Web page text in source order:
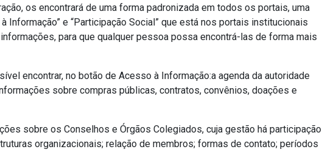
os encontrará de uma forma padronizada em todos os portais, uma
Informação” e “Participação Social” que está nos portais institucionais
para que qualquer pessoa possa encontrá-las de forma mais
encontrar, no botão de Acesso à Informação:a agenda da autoridade
sobre compras públicas, contratos, convênios, doações e
sobre os Conselhos e Órgãos Colegiados, cuja gestão há participação
organizacionais; relação de membros; formas de contato; períodos